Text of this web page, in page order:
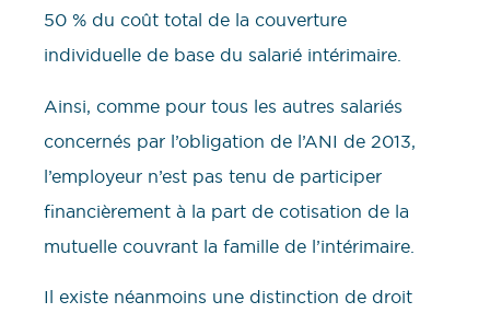
50 % du coût total de la couverture
individuelle de base du salarié intérimaire.
Ainsi, comme pour tous les autres salariés
concernés par l’obligation de l’ANI de 2013,
l’employeur n’est pas tenu de participer
financièrement à la part de cotisation de la
mutuelle couvrant la famille de l’intérimaire.
Il existe néanmoins une distinction de droit